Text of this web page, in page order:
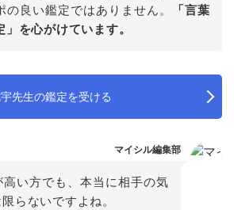
の良い鑑定ではありません。
「言葉
」を心がけています。
先生の鑑定を受ける
マイシル編集部
高い方でも、本当に相手の気
らないですよね。